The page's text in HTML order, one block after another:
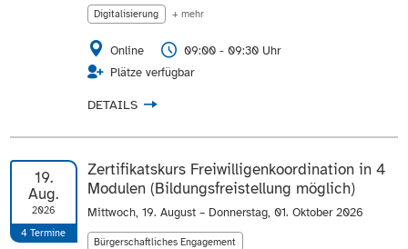
Digitalisierung
+ mehr
Online
09:00 - 09:30 Uhr
Plätze verfügbar
DETAILS
19.
Aug.
2026
4 Termine
Zertifikatskurs Freiwilligenkoordination in 4
Modulen (Bildungsfreistellung möglich)
Mittwoch, 19. August– Donnerstag, 01. Oktober 2026
Bürgerschaftliches Engagement